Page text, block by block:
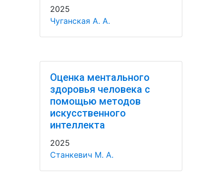
2025
Чуганская А. А.
Оценка ментального
здоровья человека с
помощью методов
искусственного
интеллекта
2025
Станкевич М. А.